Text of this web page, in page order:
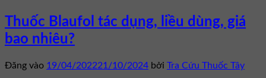
Thuốc Blaufol tác dụng, liều dùng, giá
bao nhiêu?
Đăng vào 19/04/202221/10/2024 bởi Tra Cứu Thuốc Tây